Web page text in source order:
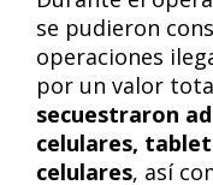
se pudieron
operaciones
por un valor
secuestraron
celulares,
celulares, así